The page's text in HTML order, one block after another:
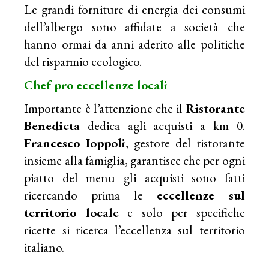
Le grandi forniture di energia dei consumi
dell’albergo sono affidate a società che
hanno ormai da anni aderito alle politiche
del risparmio ecologico.
Chef pro eccellenze locali
Importante è l’attenzione che il Ristorante
Benedicta dedica agli acquisti a km 0.
Francesco Ioppoli, gestore del ristorante
insieme alla famiglia, garantisce che per ogni
piatto del menu gli acquisti sono fatti
ricercando prima le eccellenze sul
territorio localee solo per specifiche
ricette si ricerca l’eccellenza sul territorio
italiano.